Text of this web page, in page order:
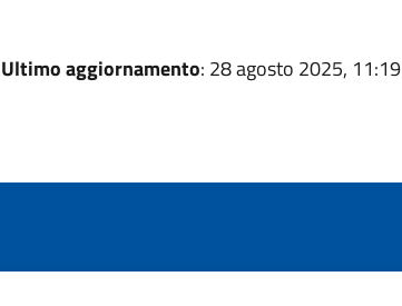
Ultimo aggiornamento: 28 agosto 2025, 11:19